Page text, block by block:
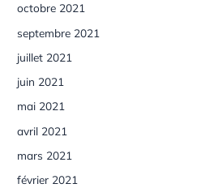
octobre 2021
septembre 2021
juillet 2021
juin 2021
mai 2021
avril 2021
mars 2021
février 2021